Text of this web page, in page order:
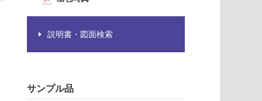
説明書・図面検索
サンプル品